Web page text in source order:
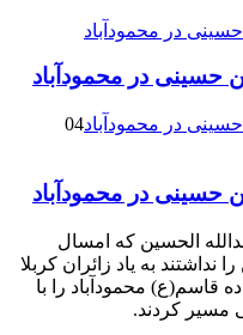
حسینی در محمودآباد
04
حسینی در محمودآباد
الحسین که امسال
نداشتند به یاد زائران کربلا
قاسم(ع) محمودآباد را با
مسیر کردند.